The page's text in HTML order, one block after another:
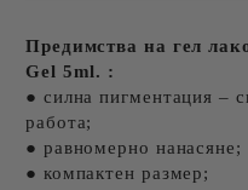
Предимства на гел
Gel 5ml. :
● силна пигментация –
работа;
● равномерно нанасяне;
● компактен размер;